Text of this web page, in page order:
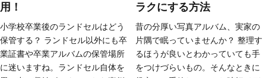
用！
小学校卒業後のランドセルはどう
保管する？ ランドセル以外にも卒
業証書や卒業アルバムの保管場所
に迷いますね。ランドセル自体を
ラクにする方法
昔の分厚い写真アルバム、実家の
片隅で眠っていませんか？ 整理す
るほうが良いとわかっていても手
をつけづらいもの。そんなときに